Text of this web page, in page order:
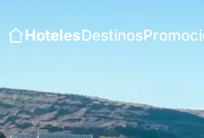
HotelesDestinos